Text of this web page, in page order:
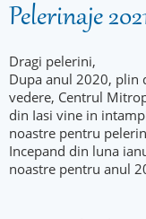
Pelerinaje
Dragi pelerini,
Dupa anul 2020, plin
vedere, Centrul
din Iasi vine in
noastre pentru
Incepand din luna
noastre pentru anul